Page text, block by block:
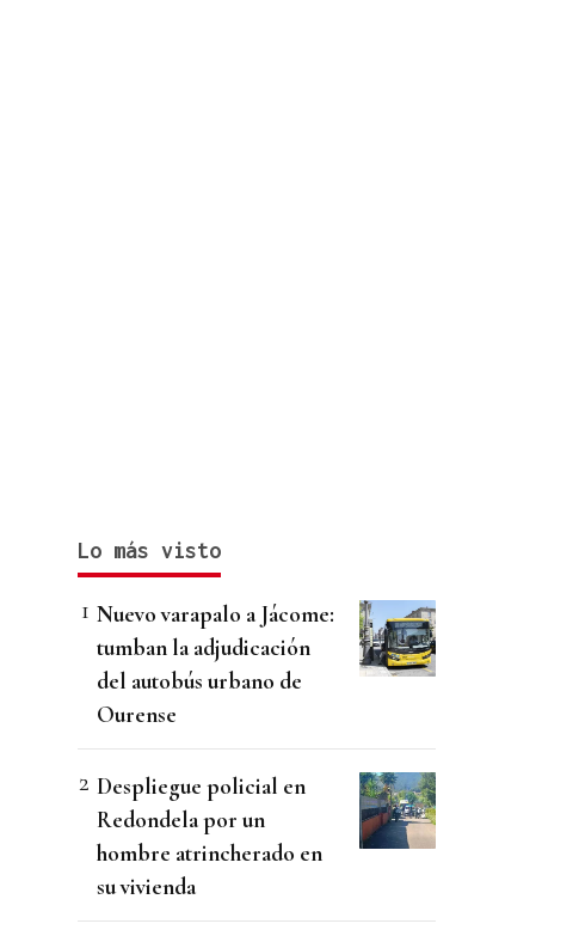
Lo más visto
Nuevo varapalo a Jácome:
tumban la adjudicación
del autobús urbano de
Ourense
Despliegue policial en
Redondela por un
hombre atrincherado en
su vivienda